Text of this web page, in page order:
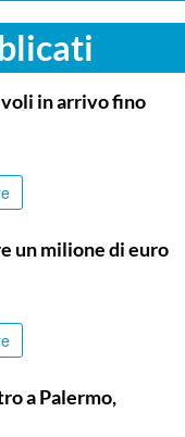
voli in arrivo fino
un milione di euro
a Palermo,